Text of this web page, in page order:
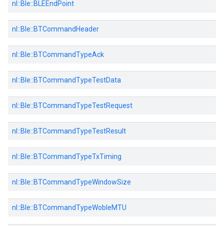
nl::Ble::BLEEndPoint
nl::Ble::BTCommandHeader
nl::Ble::BTCommandTypeAck
nl::Ble::BTCommandTypeTestData
nl::Ble::BTCommandTypeTestRequest
nl::Ble::BTCommandTypeTestResult
nl::Ble::BTCommandTypeTxTiming
nl::Ble::BTCommandTypeWindowSize
nl::Ble::BTCommandTypeWobleMTU